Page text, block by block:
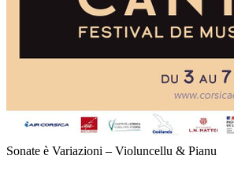
Sonate è Variazioni – Violuncellu & Pianu